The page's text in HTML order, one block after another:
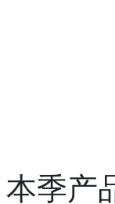
本季产